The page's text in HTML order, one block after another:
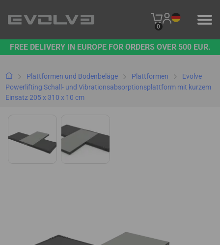
0
PRODUKTE
UNSERE MARKE
KONTAKT
B2B-PLATTFORM
FREE DELIVERY IN EUROPE FOR ORDERS OVER 500 EUR.
Plattformen und Bodenbeläge Plattformen
Evolve
Powerlifting Schall- und Vibrationsabsorptionsplattform mit kurzem
Einsatz 205 x 310 x 10 cm